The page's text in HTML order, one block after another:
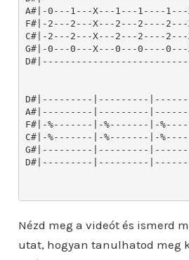
Nézd meg a videót és ismerd
utat, hogyan tanulhatod meg